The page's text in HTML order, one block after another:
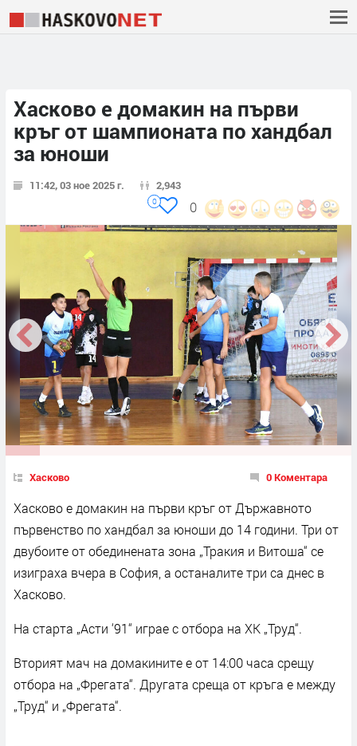
Хасково е домакин на първи
кръг от шампионата по хандбал
за юноши
11:42, 03 ное 2025 г. 2,943
0
0
Хасково 0 Коментара
Хасково е домакин на първи кръг от Държавното
първенство по хандбал за юноши до 14 години. Три от
двубоите от обединената зона „Тракия и Витоша“ се
изиграха вчера в София, а останалите три са днес в
Хасково.
На старта „Асти ‘91“ играе с отбора на ХК „Труд“.
Вторият мач на домакините е от 14:00 часа срещу
отбора на „Фрегата“. Другата среща от кръга е между
„Труд“ и „Фрегата“.